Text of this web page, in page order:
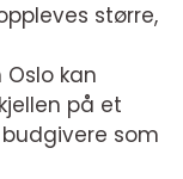
større,
kan
på et
som